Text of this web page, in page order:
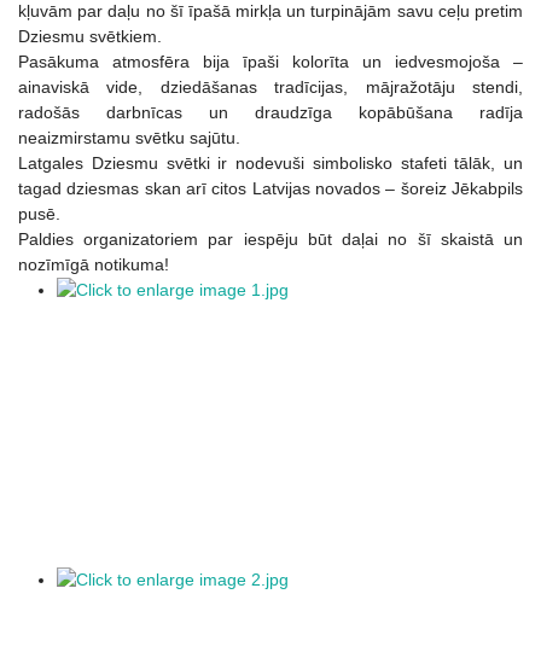
kļuvām par daļu no šī īpašā mirkļa un turpinājām savu ceļu pretim
Dziesmu svētkiem.
Pasākuma atmosfēra bija īpaši kolorīta un iedvesmojoša –
ainaviskā vide, dziedāšanas tradīcijas, mājražotāju stendi,
radošās darbnīcas un draudzīga kopābūšana radīja
neaizmirstamu svētku sajūtu.
Latgales Dziesmu svētki ir nodevuši simbolisko stafeti tālāk, un
tagad dziesmas skan arī citos Latvijas novados – šoreiz Jēkabpils
pusē.
Paldies organizatoriem par iespēju būt daļai no šī skaistā un
nozīmīgā notikuma!